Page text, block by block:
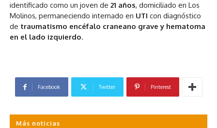
identificado como un joven de 21 años, domiciliado en Los
Molinos, permaneciendo internado en UTI con diagnóstico
de traumatismo encéfalo craneano grave y hematoma
en el lado izquierdo.
Facebook Twitter Pinterest
Más noticias